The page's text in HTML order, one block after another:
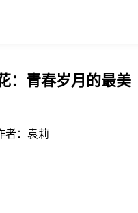
：青春岁月的最美
者： 袁莉